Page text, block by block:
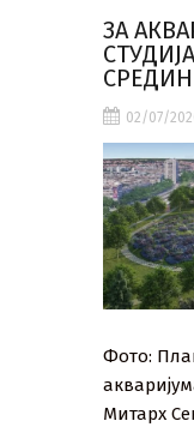
ЗА
02/07/
Фото:
Митарх